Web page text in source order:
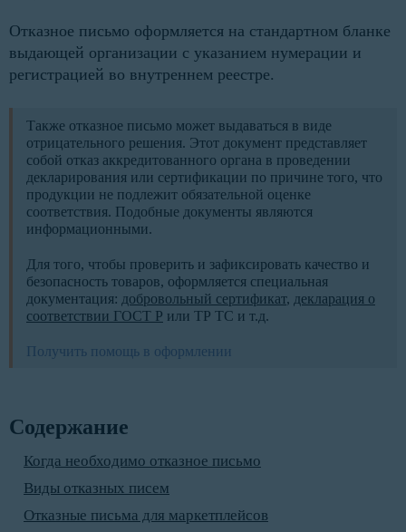
Отказное письмо оформляется на стандартном бланке
выдающей организации с указанием нумерации и
регистрацией во внутреннем реестре.
Также отказное письмо может выдаваться в виде
отрицательного решения. Этот документ представляет
собой отказ аккредитованного органа в проведении
декларирования или сертификации по причине того, что
продукции не подлежит обязательной оценке
соответствия. Подобные документы являются
информационными.
Для того, чтобы проверить и зафиксировать качество и
безопасность товаров, оформляется специальная
документация: добровольный сертификат, декларация о
соответствии ГОСТ Р или ТР ТС и т.д.
Получить помощь в оформлении
Содержание
Когда необходимо отказное письмо
Виды отказных писем
Отказные письма для маркетплейсов